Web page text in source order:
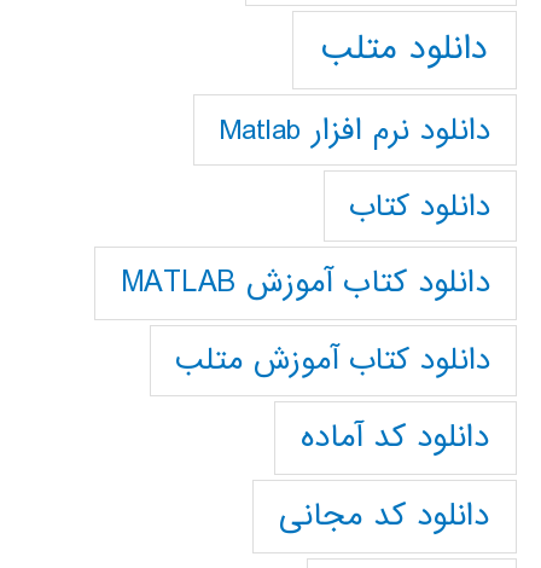
دانلود متلب
دانلود نرم افزار Matlab
دانلود کتاب
دانلود کتاب آموزش MATLAB
دانلود کتاب آموزش متلب
دانلود کد آماده
دانلود کد مجانی